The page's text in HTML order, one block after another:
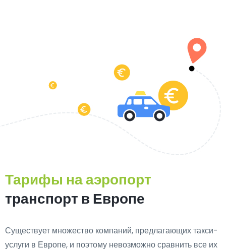
Тарифы на аэропорт
транспорт в Европе
Существует множество компаний, предлагающих такси-
услуги в Европе, и поэтому невозможно сравнить все их